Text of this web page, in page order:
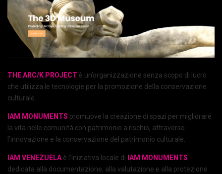
THE ARC/K PROJECT è un’organizzazione senza scopo di lucro
che utilizza le tecnologie per la promozione della conservazione
culturale.
IAM MONUMENTS promuove la creazione di spazi per migliorare
la vita nelle comunità con patrimonio a rischio, attraverso
l’innovazione e la conservazione del patrimonio culturale.
IAM VENEZUELAè l’iniziativa locale di IAM MONUMENTS
dedicata alla documentazione, alla valutazione e alla protezione